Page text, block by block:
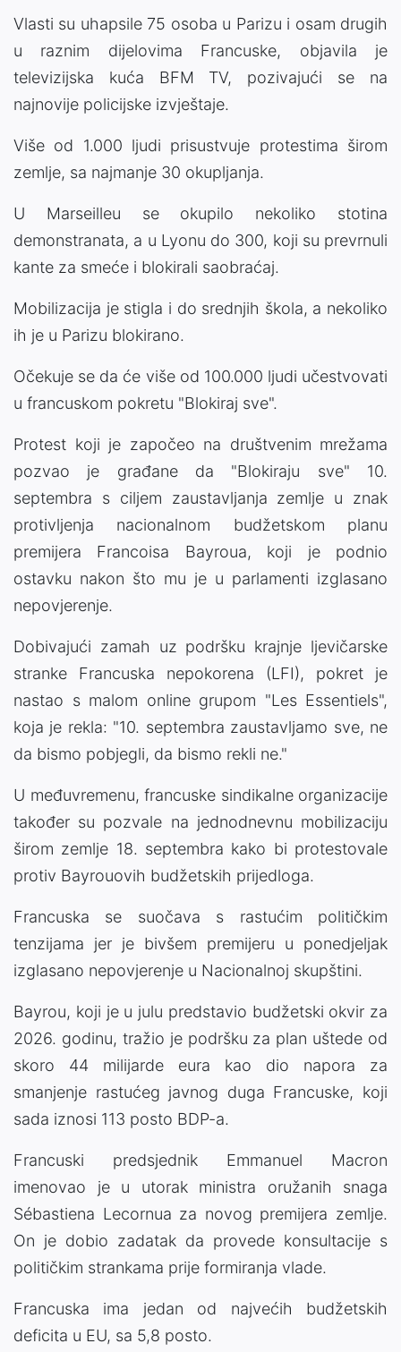
Vlasti su uhapsile 75 osoba u Parizu i osam drugih
u raznim dijelovima Francuske, objavila je
televizijska kuća BFM TV, pozivajući se na
najnovije policijske izvještaje.
Više od 1.000 ljudi prisustvuje protestima širom
zemlje, sa najmanje 30 okupljanja.
U Marseilleu se okupilo nekoliko stotina
demonstranata, a u Lyonu do 300, koji su prevrnuli
kante za smeće i blokirali saobraćaj.
Mobilizacija je stigla i do srednjih škola, a nekoliko
ih je u Parizu blokirano.
Očekuje se da će više od 100.000 ljudi učestvovati
u francuskom pokretu "Blokiraj sve".
Protest koji je započeo na društvenim mrežama
pozvao je građane da "Blokiraju sve" 10.
septembra s ciljem zaustavljanja zemlje u znak
protivljenja nacionalnom budžetskom planu
premijera Francoisa Bayroua, koji je podnio
ostavku nakon što mu je u parlamenti izglasano
nepovjerenje.
Dobivajući zamah uz podršku krajnje ljevičarske
stranke Francuska nepokorena (LFI), pokret je
nastao s malom online grupom "Les Essentiels",
koja je rekla: "10. septembra zaustavljamo sve, ne
da bismo pobjegli, da bismo rekli ne."
U međuvremenu, francuske sindikalne organizacije
također su pozvale na jednodnevnu mobilizaciju
širom zemlje 18. septembra kako bi protestovale
protiv Bayrouovih budžetskih prijedloga.
Francuska se suočava s rastućim političkim
tenzijama jer je bivšem premijeru u ponedjeljak
izglasano nepovjerenje u Nacionalnoj skupštini.
Bayrou, koji je u julu predstavio budžetski okvir za
2026. godinu, tražio je podršku za plan uštede od
skoro 44 milijarde eura kao dio napora za
smanjenje rastućeg javnog duga Francuske, koji
sada iznosi 113 posto BDP-a.
Francuski predsjednik Emmanuel Macron
imenovao je u utorak ministra oružanih snaga
Sébastiena Lecornua za novog premijera zemlje.
On je dobio zadatak da provede konsultacije s
političkim strankama prije formiranja vlade.
Francuska ima jedan od najvećih budžetskih
deficita u EU, sa 5,8 posto.